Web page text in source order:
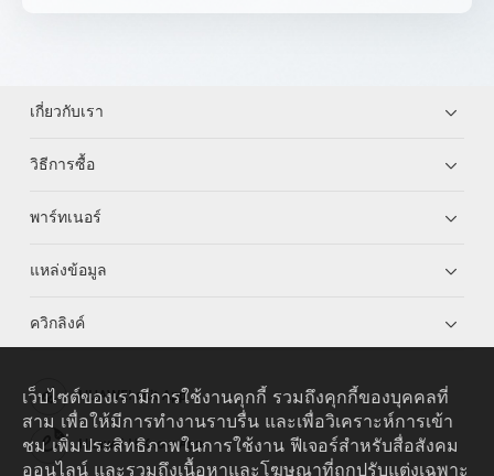
เกี่ยวกับเรา
วิธีการซื้อ
พาร์ทเนอร์
แหล่งข้อมูล
ควิกลิงค์
HUAWEI eKit App
Huawei HiKnow App
เว็บไซต์ของเรามีการใช้งานคุกกี้ รวมถึงคุกกี้ของบุคคลที่
สาม เพื่อให้มีการทำงานราบรื่น และเพื่อวิเคราะห์การเข้า
ชม เพิ่มประสิทธิภาพในการใช้งาน ฟีเจอร์สำหรับสื่อสังคม
ออนไลน์ และรวมถึงเนื้อหาและโฆษณาที่ถูกปรับแต่งเฉพาะ